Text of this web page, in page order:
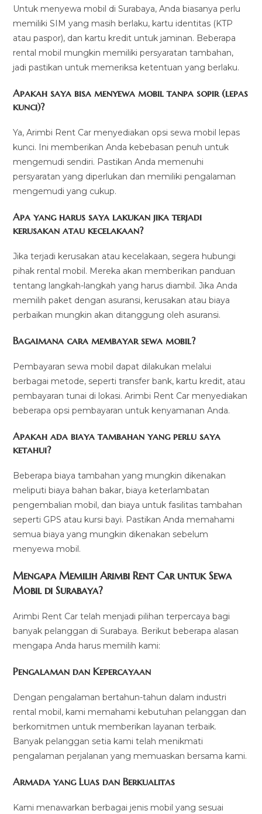
Untuk menyewa mobil di Surabaya, Anda biasanya perlu
memiliki SIM yang masih berlaku, kartu identitas (KTP
atau paspor), dan kartu kredit untuk jaminan. Beberapa
rental mobil mungkin memiliki persyaratan tambahan,
jadi pastikan untuk memeriksa ketentuan yang berlaku.
Apakah saya bisa menyewa mobil tanpa sopir (lepas
kunci)?
Ya, Arimbi Rent Car menyediakan opsi sewa mobil lepas
kunci. Ini memberikan Anda kebebasan penuh untuk
mengemudi sendiri. Pastikan Anda memenuhi
persyaratan yang diperlukan dan memiliki pengalaman
mengemudi yang cukup.
Apa yang harus saya lakukan jika terjadi
kerusakan atau kecelakaan?
Jika terjadi kerusakan atau kecelakaan, segera hubungi
pihak rental mobil. Mereka akan memberikan panduan
tentang langkah-langkah yang harus diambil. Jika Anda
memilih paket dengan asuransi, kerusakan atau biaya
perbaikan mungkin akan ditanggung oleh asuransi.
Bagaimana cara membayar sewa mobil?
Pembayaran sewa mobil dapat dilakukan melalui
berbagai metode, seperti transfer bank, kartu kredit, atau
pembayaran tunai di lokasi. Arimbi Rent Car menyediakan
beberapa opsi pembayaran untuk kenyamanan Anda.
Apakah ada biaya tambahan yang perlu saya
ketahui?
Beberapa biaya tambahan yang mungkin dikenakan
meliputi biaya bahan bakar, biaya keterlambatan
pengembalian mobil, dan biaya untuk fasilitas tambahan
seperti GPS atau kursi bayi. Pastikan Anda memahami
semua biaya yang mungkin dikenakan sebelum
menyewa mobil.
Mengapa Memilih Arimbi Rent Car untuk Sewa
Mobil di Surabaya?
Arimbi Rent Car telah menjadi pilihan terpercaya bagi
banyak pelanggan di Surabaya. Berikut beberapa alasan
mengapa Anda harus memilih kami:
Pengalaman dan Kepercayaan
Dengan pengalaman bertahun-tahun dalam industri
rental mobil, kami memahami kebutuhan pelanggan dan
berkomitmen untuk memberikan layanan terbaik.
Banyak pelanggan setia kami telah menikmati
pengalaman perjalanan yang memuaskan bersama kami.
Armada yang Luas dan Berkualitas
Kami menawarkan berbagai jenis mobil yang sesuai